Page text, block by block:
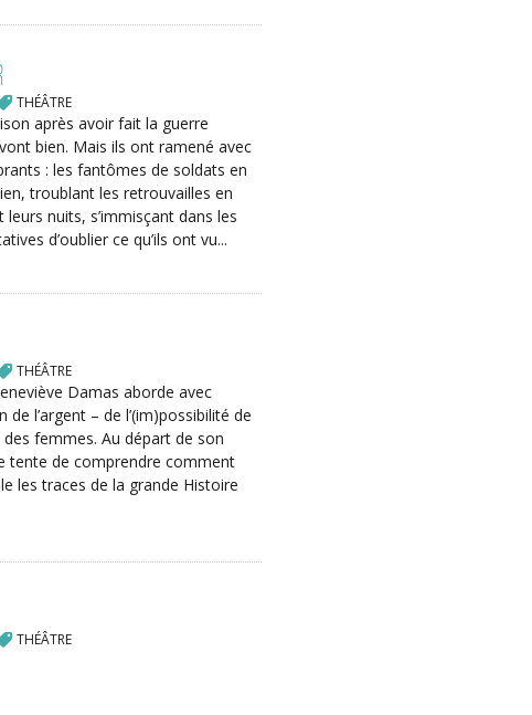
THÉÂTRE
après avoir fait la guerre
bien. Mais ils ont ramené avec
: les fantômes de soldats en
troublant les retrouvailles en
nuits, s’immisçant dans les
d’oublier ce qu’ils ont vu...
THÉÂTRE
Damas aborde avec
l’argent – de l’(im)possibilité de
femmes. Au départ de son
tente de comprendre comment
les traces de la grande Histoire
THÉÂTRE